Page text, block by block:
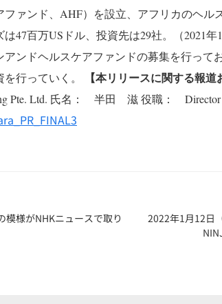
ファンド、AHF）を設立、アフリカのヘル
47百万USドル、投資先は29社。（2021年
アンドヘルスケアファンドの募集を行って
行っていく。
【本リリースに関する報道
Pte. Ltd. 氏名： 半田 滋役職： Director
模様がNHKニュースで取り
2022年1月12日